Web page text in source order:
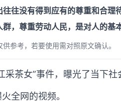
往没有得到应有的尊重和合理
，尊重劳动人民，是对人的基
参考，若要使用需对照原文确认。
采茶女”事件，曝光了当下社
全网的视频。